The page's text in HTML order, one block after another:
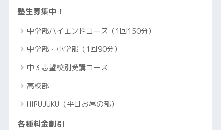
塾生募集中！
中学部ハイエンドコース（1回150分）
中学部・小学部（1回90分）
中３志望校別受講コース
高校部
HIRUJUKU（平日お昼の部）
各種料金割引